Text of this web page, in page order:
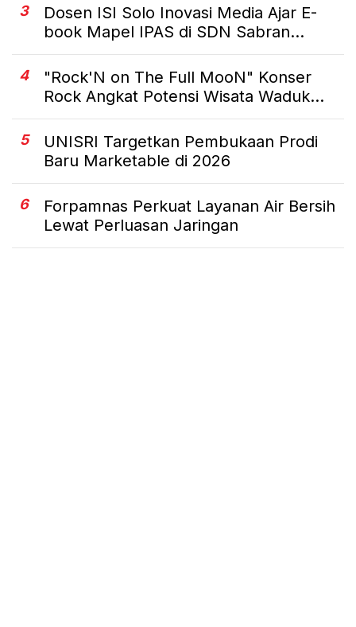
3
Dosen ISI Solo Inovasi Media Ajar E-
book Mapel IPAS di SDN Sabran...
4
"Rock'N on The Full MooN" Konser
Rock Angkat Potensi Wisata Waduk...
5
UNISRI Targetkan Pembukaan Prodi
Baru Marketable di 2026
6
Forpamnas Perkuat Layanan Air Bersih
Lewat Perluasan Jaringan